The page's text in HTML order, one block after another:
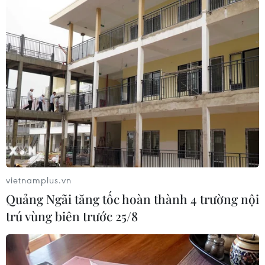
mạng xã hội với sự quảng bá của một số người
có tầm ảnh hưởng, người nổi tiếng với những
lời quảng cáo "nổ vang" rầm rộ, khiến người
tiêu dùng dù thông thái mấy cũng khó phân biệt
hàng giả đang lưu thông trên thị trường…
Trước thực tế việc quản lý sản xuất, buôn bán
hàng hóa, quản lý an toàn thực phẩm đã được
giao cho các cơ quan chức năng từ Trung ương
đến địa phương, nhưng diễn biến của hàng giả
vẫn diễn biến phức tạp, đại biểu Tô Văn Tám đề
nghị Chính phủ tăng cường kiểm tra, rà soát
quá trình tổ chức thực hiện chức năng, nhiệm
vụ của các cơ quan này.
Bên cạnh đó, cần thúc đẩy các hoạt động trợ
vietnamplus.vn
Quảng Ngãi tăng tốc hoàn thành 4 trường nội
trú vùng biên trước 25/8